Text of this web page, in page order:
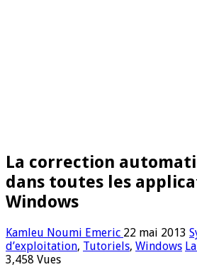
La correction
dans toutes les
Windows
Kamleu Noumi Emeric 22 mai 2013
d’exploitation, Tutoriels, Windows
3,458 Vues